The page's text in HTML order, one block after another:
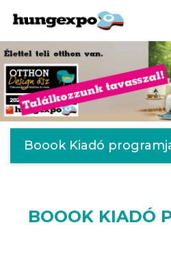
Boook Kiadó
BOOOK KIADÓ